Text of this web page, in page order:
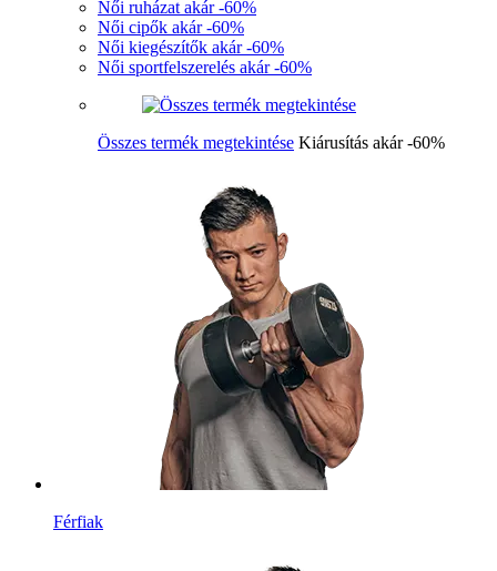
Női ruházat akár -60%
Női cipők akár -60%
Női kiegészítők akár -60%
Női sportfelszerelés akár -60%
Összes termék megtekintése Kiárusítás akár -60%
Férfiak